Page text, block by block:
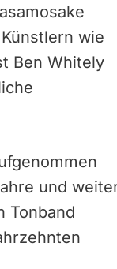
wie
Ben Whitely
und
Tonband